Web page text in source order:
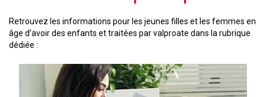
Retrouvez les informations pour les jeunes filles et les femmes en
âge d’avoir des enfants et traitées par valproate dans la rubrique
dédiée :